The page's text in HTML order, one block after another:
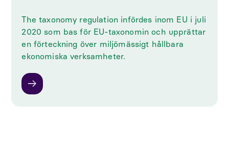
The taxonomy regulation infördes inom EU i juli
2020 som bas för EU-taxonomin och upprättar
en förteckning över miljömässigt hållbara
ekonomiska verksamheter.